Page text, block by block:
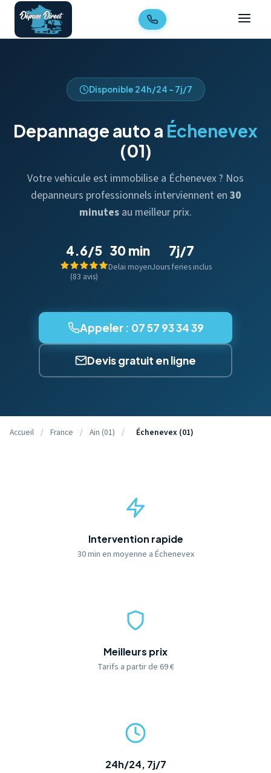
Disponible 24h/24 - 7j/7
Depannage auto a Échenevex
(01)
Votre vehicule est immobilise a Échenevex ? Nos
depanneurs professionnels interviennent en 30
minutes au meilleur prix.
4.6/5
(83 avis)
30 min
Delai moyen
7j/7
Jours feries inclus
Appeler : 07 57 93 34 39
Devis gratuit en ligne
Accueil / France / Ain (01) / Échenevex (01)
Intervention rapide
30 min en moyenne a Échenevex
Meilleurs prix
Tarifs a partir de 69 €
24h/24, 7j/7